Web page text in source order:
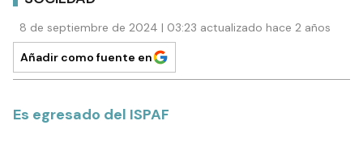
8 de septiembre de 2024 | 03:23 actualizado hace 2 años
Añadir como fuente en
Es egresado del ISPAF